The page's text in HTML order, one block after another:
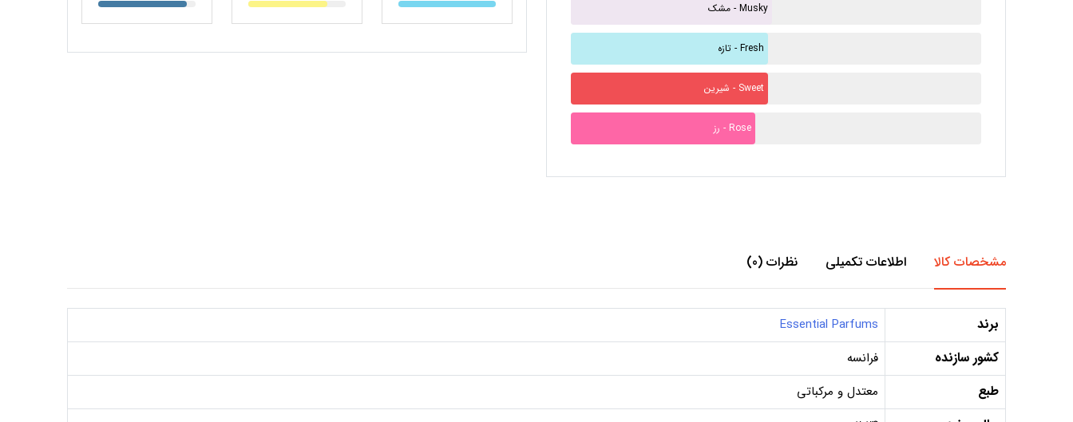
مشک - Musky
تازه - Fresh
شیرین - Sweet
رز - Rose
مشخصات کالا اطلاعات تکمیلی نظرات (0)
برند Essential Parfums
کشور سازنده فرانسه
طبع معتدل و مرکباتی